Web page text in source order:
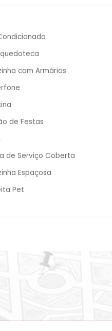
com Armários
de Festas
de Serviço Coberta
Espaçosa
Pet